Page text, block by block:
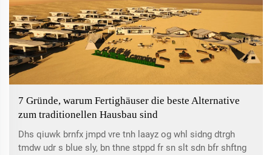
7 Gründe, warum Fertighäuser die beste Alternative
zum traditionellen Hausbau sind
Dhs qiuwk brnfx jmpd vre tnh laayz og whl sidng dtrgh
tmdw udr s blue sly, bn thne stppd fr sn slt sdn bfr shftng